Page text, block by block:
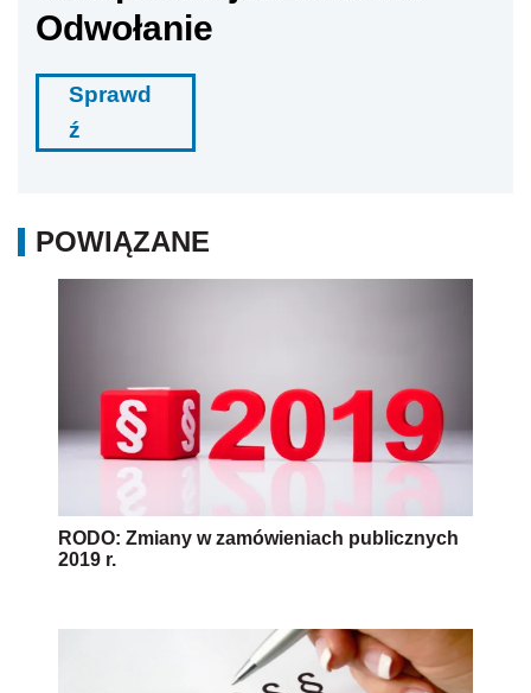
Odwołanie
Sprawd
ź
POWIĄZANE
RODO: Zmiany w zamówieniach publicznych
2019 r.